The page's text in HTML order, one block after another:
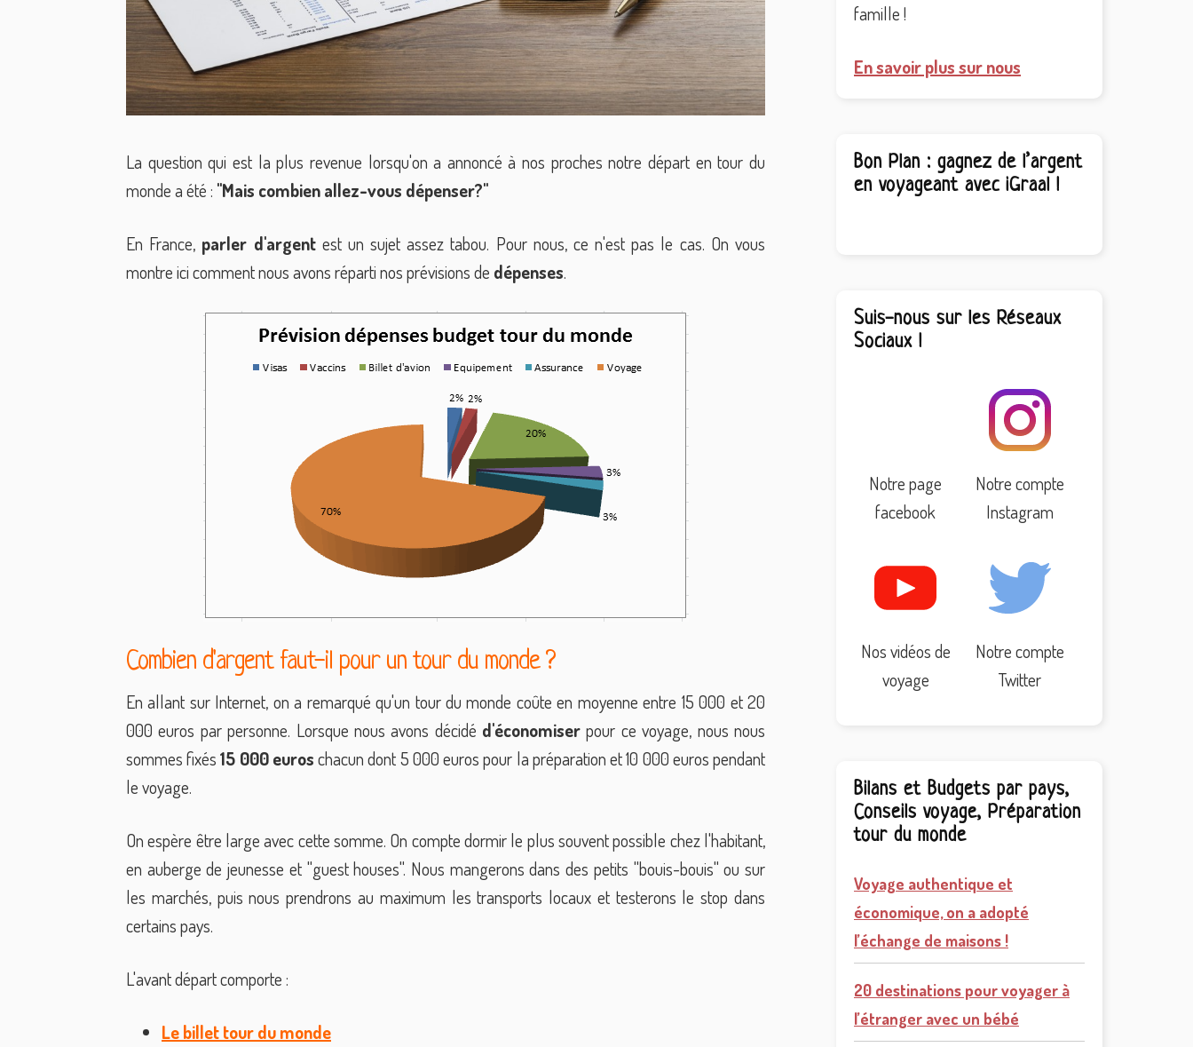
La question qui est la plus revenue lorsqu'on a annoncé à nos proches notre départ en tour du
monde a été : "Mais combien allez-vous dépenser?"
En France, parler d'argentest un sujet assez tabou. Pour nous, ce n'est pas le cas. On vous
montre ici comment nous avons réparti nos prévisions de dépenses.
Combien d'argent faut-il pour un tour du monde ?
En allant sur Internet, on a remarqué qu'un tour du monde coûte en moyenne entre 15 000 et 20
000 euros par personne. Lorsque nous avons décidé d'économiser pour ce voyage, nous nous
sommes fixés15 000 euroschacun dont 5 000 euros pour la préparation et 10 000 euros pendant
le voyage.
On espère être large avec cette somme. On compte dormir le plus souvent possible chez l'habitant,
en auberge de jeunesse et "guest houses". Nous mangerons dans des petits "bouis-bouis" ou sur
les marchés, puis nous prendrons au maximum les transports locaux et testerons le stop dans
certains pays.
L'avant départ comporte :
Le billet tour du monde
famille !
En savoir plus sur nous
Bon Plan : gagnez de l’argent
en voyageant avec iGraal !
Suis-nous sur les Réseaux
Sociaux !
Notre page
facebook
Notre compte
Instagram
Nos vidéos de
voyage
Notre compte
Twitter
Bilans et Budgets par pays,
Conseils voyage, Préparation
tour du monde
Voyage authentique et
économique, on a adopté
l’échange de maisons !
20 destinations pour voyager à
l’étranger avec un bébé